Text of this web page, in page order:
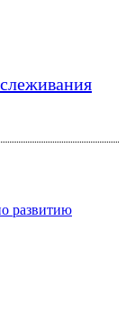
развитию